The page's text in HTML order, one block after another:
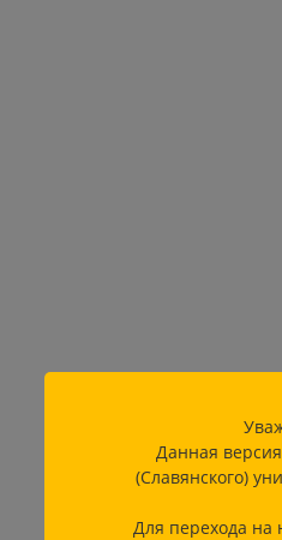
Данная
(Славянского)
Для перехода на